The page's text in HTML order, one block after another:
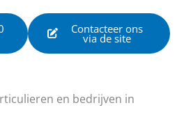
Contacteer ons
via de site
en bedrijven in